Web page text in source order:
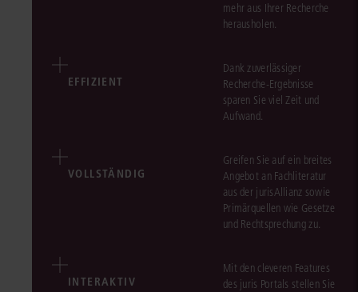
mehr aus Ihrer Recherche
herausholen.
EFFIZIENT
Dank zuverlässiger
Recherche-Ergebnisse
sparen Sie viel Zeit und
Aufwand.
VOLLSTÄNDIG
Greifen Sie auf ein breites
Angebot an Fachliteratur
aus der jurisAllianz sowie
Primärquellen wie Gesetze
und Rechtsprechung zu.
INTERAKTIV
Mit den cleveren Features
des juris Portals stellen Sie